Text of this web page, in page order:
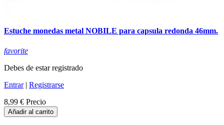
Estuche monedas metal NOBILE para capsula redonda 46mm.
favorite
Debes de estar registrado
Entrar| Registrarse
8,99 € Precio
Añadir al carrito